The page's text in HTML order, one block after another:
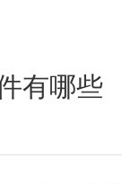
有哪些